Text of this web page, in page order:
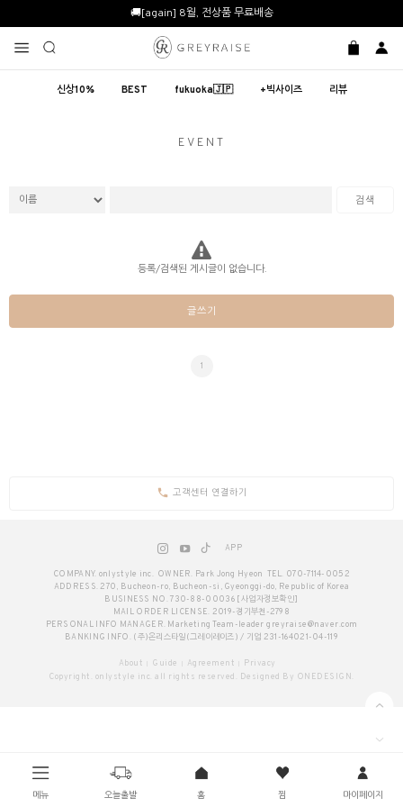
🚚[again] 8월, 전상품 무료배송
신상10% BEST fukuoka🇯🇵 +빅사이즈 리뷰
메뉴 오늘출발 홈 찜 마이페이지
EVENT
검색
등록/검색된 게시글이 없습니다.
글쓰기
1
고객센터 연결하기
APP
COMPANY. onlystyle inc. OWNER. Park Jong Hyeon TEL. 070-7114-0052
ADDRESS. 270, Bucheon-ro, Bucheon-si, Gyeonggi-do, Republic of Korea
BUSINESS NO. 730-88-00036 [사업자정보확인]
MAIL ORDER LICENSE. 2019-경기부천-2798
PERSONAL INFO MANAGER. Marketing Team-leader greyraise@naver.com
BANKING INFO. (주)온리스타일(그레이레이즈) / 기업 231-164021-04-119
About Guide Agreement
Privacy
Copyright. onlystyle inc. all rights reserved. Designed By ONEDESIGN.